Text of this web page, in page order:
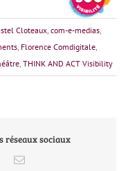
Cloteaux com-e-medias
Florence Comdigitale
THINK AND ACT Visibility
réseaux sociaux
LinkedInEmail